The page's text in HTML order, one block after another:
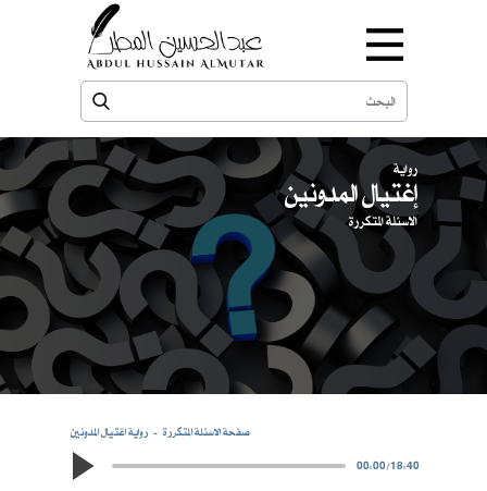
رواية
إغتيال المدونين
الاسئلة المتكررة
رواية اغتيال المدونين
صفحة الاسئلة المتكررة
00:00/18:40